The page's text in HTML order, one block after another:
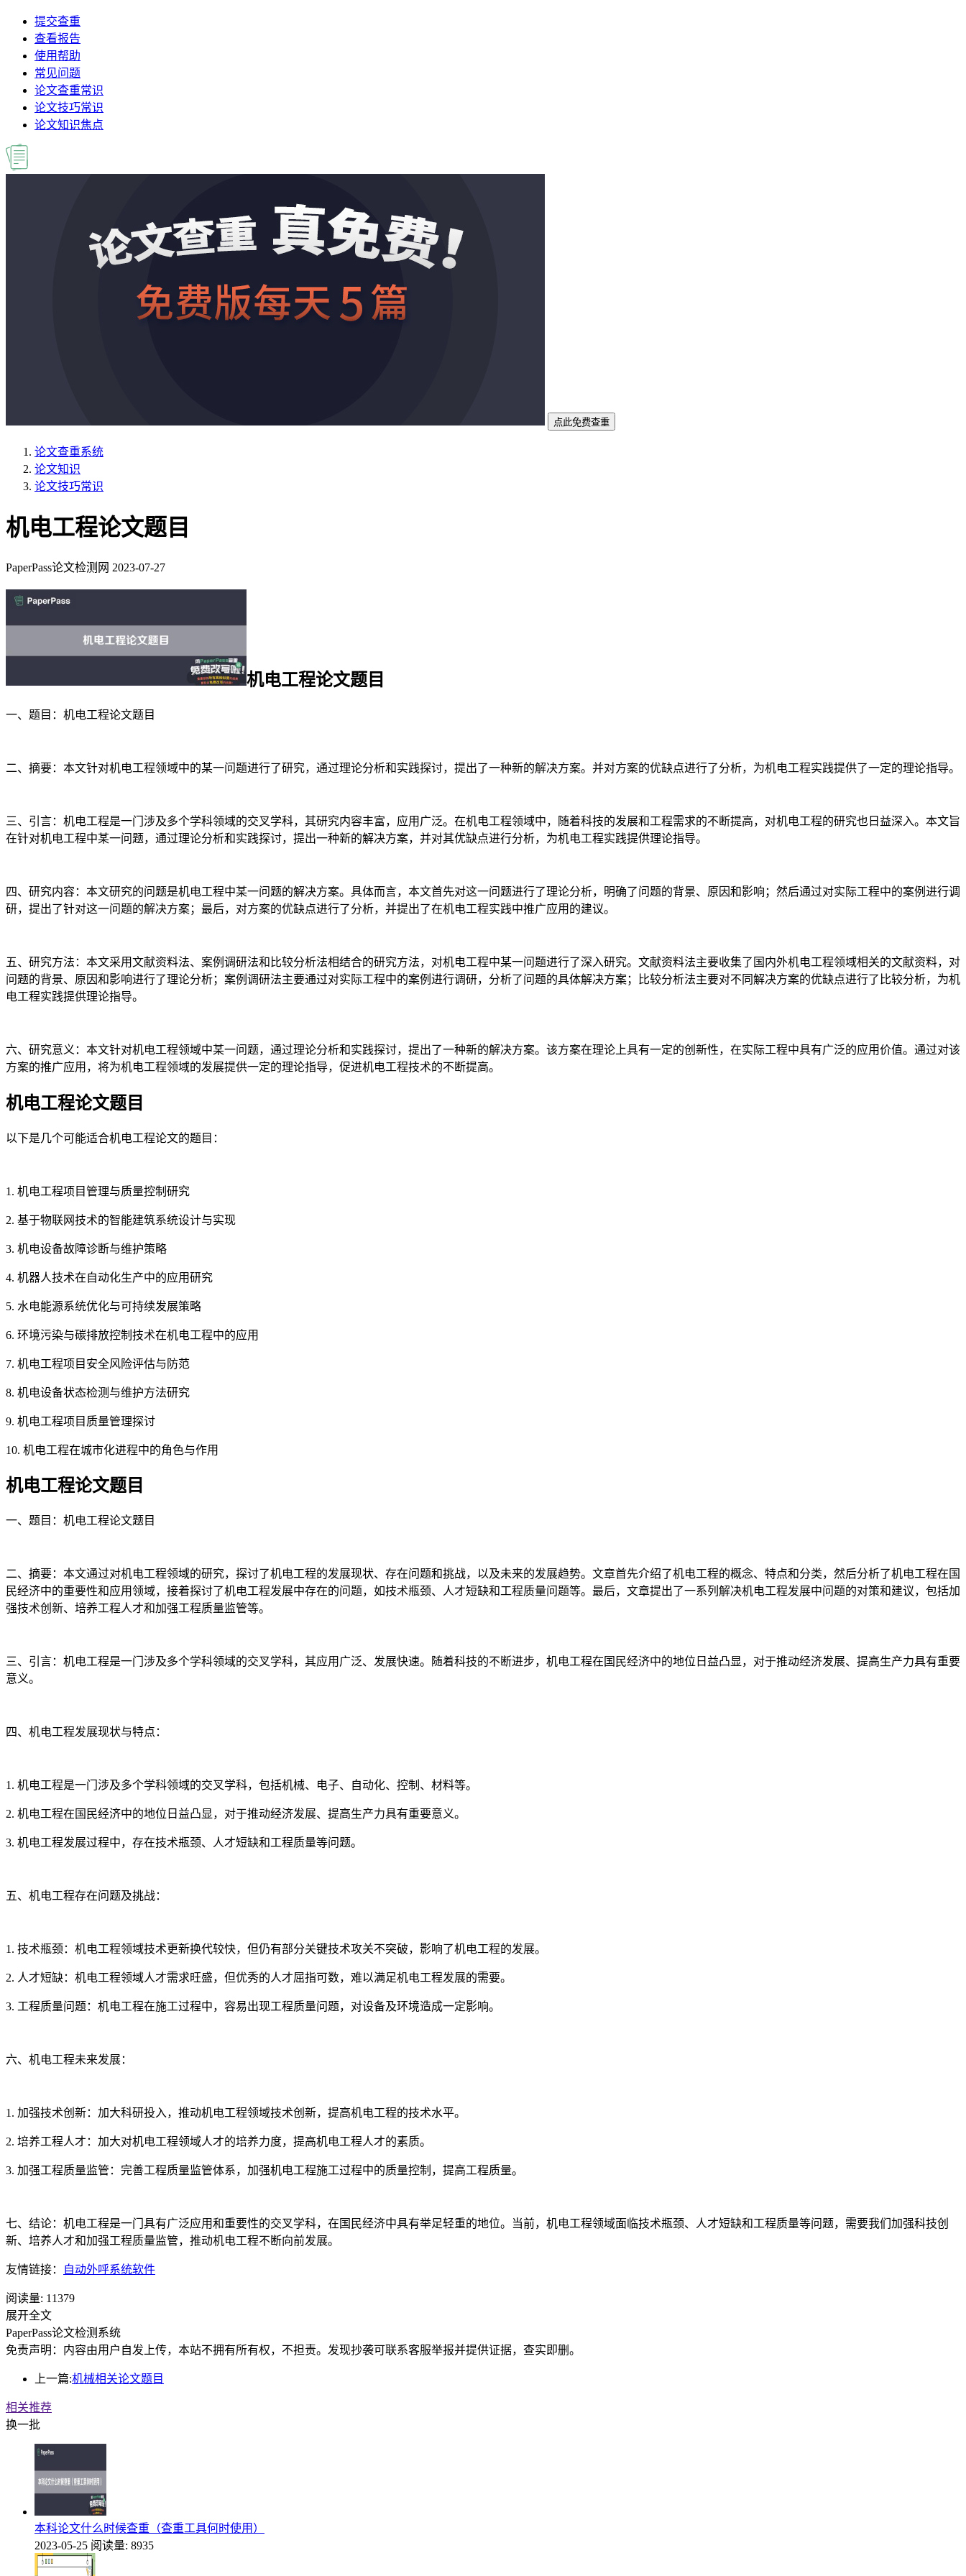
提交查重
查看报告
使用帮助
常见问题
论文查重常识
论文技巧常识
论文知识焦点
点此免费查重
论文查重系统
论文知识
论文技巧常识
机电工程论文题目
PaperPass论文检测网 2023-07-27
机电工程论文题目
一、题目：机电工程论文题目
二、摘要：本文针对机电工程领域中的某一问题进行了研究，通过理论分析和实践探讨，提出了一种新的解决方案。并对方案的优缺点进行了分析，为机电工程实践提供了一定的理论指导。
三、引言：机电工程是一门涉及多个学科领域的交叉学科，其研究内容丰富，应用广泛。在机电工程领域中，随着科技的发展和工程需求的不断提高，对机电工程的研究也日益深入。本文旨
在针对机电工程中某一问题，通过理论分析和实践探讨，提出一种新的解决方案，并对其优缺点进行分析，为机电工程实践提供理论指导。
四、研究内容：本文研究的问题是机电工程中某一问题的解决方案。具体而言，本文首先对这一问题进行了理论分析，明确了问题的背景、原因和影响；然后通过对实际工程中的案例进行调
研，提出了针对这一问题的解决方案；最后，对方案的优缺点进行了分析，并提出了在机电工程实践中推广应用的建议。
五、研究方法：本文采用文献资料法、案例调研法和比较分析法相结合的研究方法，对机电工程中某一问题进行了深入研究。文献资料法主要收集了国内外机电工程领域相关的文献资料，对
问题的背景、原因和影响进行了理论分析；案例调研法主要通过对实际工程中的案例进行调研，分析了问题的具体解决方案；比较分析法主要对不同解决方案的优缺点进行了比较分析，为机
电工程实践提供理论指导。
六、研究意义：本文针对机电工程领域中某一问题，通过理论分析和实践探讨，提出了一种新的解决方案。该方案在理论上具有一定的创新性，在实际工程中具有广泛的应用价值。通过对该
方案的推广应用，将为机电工程领域的发展提供一定的理论指导，促进机电工程技术的不断提高。
机电工程论文题目
以下是几个可能适合机电工程论文的题目：
1. 机电工程项目管理与质量控制研究
2. 基于物联网技术的智能建筑系统设计与实现
3. 机电设备故障诊断与维护策略
4. 机器人技术在自动化生产中的应用研究
5. 水电能源系统优化与可持续发展策略
6. 环境污染与碳排放控制技术在机电工程中的应用
7. 机电工程项目安全风险评估与防范
8. 机电设备状态检测与维护方法研究
9. 机电工程项目质量管理探讨
10. 机电工程在城市化进程中的角色与作用
机电工程论文题目
一、题目：机电工程论文题目
二、摘要：本文通过对机电工程领域的研究，探讨了机电工程的发展现状、存在问题和挑战，以及未来的发展趋势。文章首先介绍了机电工程的概念、特点和分类，然后分析了机电工程在国
民经济中的重要性和应用领域，接着探讨了机电工程发展中存在的问题，如技术瓶颈、人才短缺和工程质量问题等。最后，文章提出了一系列解决机电工程发展中问题的对策和建议，包括加
强技术创新、培养工程人才和加强工程质量监管等。
三、引言：机电工程是一门涉及多个学科领域的交叉学科，其应用广泛、发展快速。随着科技的不断进步，机电工程在国民经济中的地位日益凸显，对于推动经济发展、提高生产力具有重要
意义。
四、机电工程发展现状与特点：
1. 机电工程是一门涉及多个学科领域的交叉学科，包括机械、电子、自动化、控制、材料等。
2. 机电工程在国民经济中的地位日益凸显，对于推动经济发展、提高生产力具有重要意义。
3. 机电工程发展过程中，存在技术瓶颈、人才短缺和工程质量等问题。
五、机电工程存在问题及挑战：
1. 技术瓶颈：机电工程领域技术更新换代较快，但仍有部分关键技术攻关不突破，影响了机电工程的发展。
2. 人才短缺：机电工程领域人才需求旺盛，但优秀的人才屈指可数，难以满足机电工程发展的需要。
3. 工程质量问题：机电工程在施工过程中，容易出现工程质量问题，对设备及环境造成一定影响。
六、机电工程未来发展：
1. 加强技术创新：加大科研投入，推动机电工程领域技术创新，提高机电工程的技术水平。
2. 培养工程人才：加大对机电工程领域人才的培养力度，提高机电工程人才的素质。
3. 加强工程质量监管：完善工程质量监管体系，加强机电工程施工过程中的质量控制，提高工程质量。
七、结论：机电工程是一门具有广泛应用和重要性的交叉学科，在国民经济中具有举足轻重的地位。当前，机电工程领域面临技术瓶颈、人才短缺和工程质量等问题，需要我们加强科技创
新、培养人才和加强工程质量监管，推动机电工程不断向前发展。
友情链接： 自动外呼系统软件
阅读量: 11379
展开全文
PaperPass论文检测系统
免责声明：内容由用户自发上传，本站不拥有所有权，不担责。发现抄袭可联系客服举报并提供证据，查实即删。
上一篇:机械相关论文题目
相关推荐
换一批
本科论文什么时候查重（查重工具何时使用）
2023-05-25 阅读量: 8935